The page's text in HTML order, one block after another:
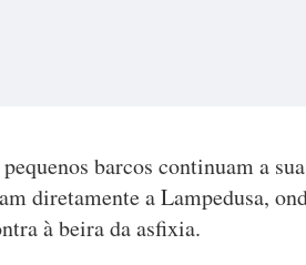
barcos continuam a
diretamente a Lampedusa,
à beira da asfixia.